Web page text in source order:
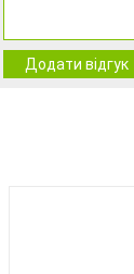
Додати відгук